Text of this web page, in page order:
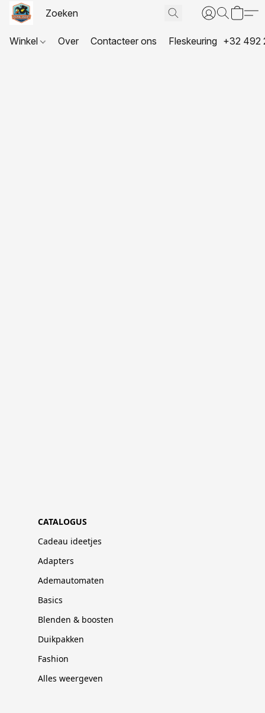
Winkel Over Contacteer ons Fleskeuring +32 492
CATALOGUS
Cadeau ideetjes
Adapters
Ademautomaten
Basics
Blenden & boosten
Duikpakken
Fashion
Alles weergeven